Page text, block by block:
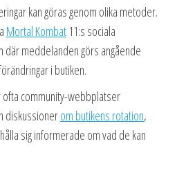
kan göras genom olika metoder.
Mortal Kombat 11:s sociala
meddelanden görs angående
i butiken.
community-webbplatser
diskussionerom butikens rotation,
sig informerade om vad de kan